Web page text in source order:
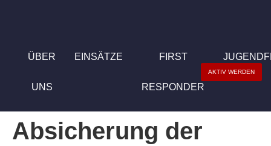
ÜBER
UNS
EINSÄTZE FIRST
RESPONDER
AKTIV WERDEN
Absicherung der